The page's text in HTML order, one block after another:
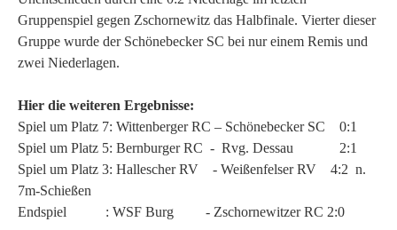
Gruppenspiel gegen Zschornewitz das Halbfinale. Vierter dieser
Gruppe wurde der Schönebecker SC bei nur einem Remis und
zwei Niederlagen.
Hier die weiteren Ergebnisse:
Spiel um Platz 7: Wittenberger RC – Schönebecker SC 0:1
Spiel um Platz 5: Bernburger RC - Rvg. Dessau 2:1
Spiel um Platz 3: Hallescher RV - Weißenfelser RV 4:2 n.
7m-Schießen
Endspiel : WSF Burg - Zschornewitzer RC 2:0